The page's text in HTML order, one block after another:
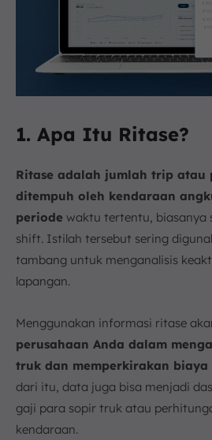
1. Apa Itu Ritase?
Ritase adalah jumlah trip atau
ditempuh oleh kendaraan
periode waktu tertentu, biasanya
shift. Istilah tersebut sering
tambang untuk menganalisis
lapangan.
Menggunakan informasi ritase
perusahaan Anda dalam
truk dan memperkirakan biaya
dari itu, data juga bisa menjadi
gaji para sopir truk atau
kendaraan.